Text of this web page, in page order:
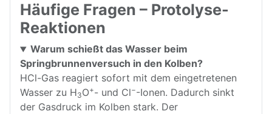
Häufige Fragen – Protolyse-
Reaktionen
Warum schießt das Wasser beim
Springbrunnenversuch in den Kolben?
HCl-Gas reagiert sofort mit dem eingetretenen
Wasser zu H3O+- und Cl−-Ionen. Dadurch sinkt
der Gasdruck im Kolben stark. Der